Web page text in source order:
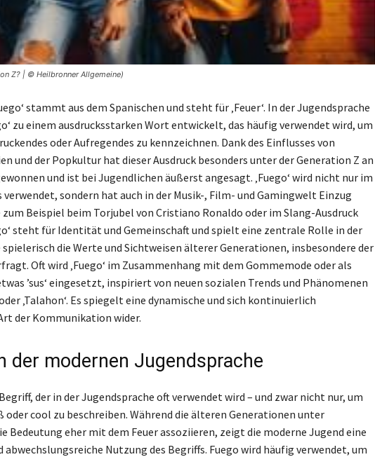
Z? | © Heilbronner Allgemeine)
stammt aus dem Spanischen und steht für ‚Feuer‘. In der Jugendsprache
zu einem ausdrucksstarken Wort entwickelt, das häufig verwendet wird, um
oder Aufregendes zu kennzeichnen. Dank des Einflusses von
und der Popkultur hat dieser Ausdruck besonders unter der Generation Z an
und ist bei Jugendlichen äußerst angesagt. ‚Fuego‘ wird nicht nur im
verwendet, sondern hat auch in der Musik-, Film- und Gamingwelt Einzug
Beispiel beim Torjubel von Cristiano Ronaldo oder im Slang-Ausdruck
steht für Identität und Gemeinschaft und spielt eine zentrale Rolle in der
die Werte und Sichtweisen älterer Generationen, insbesondere der
Oft wird ‚Fuego‘ im Zusammenhang mit dem Gommemode oder als
’sus‘ eingesetzt, inspiriert von neuen sozialen Trends und Phänomenen
‚Talahon‘. Es spiegelt eine dynamische und sich kontinuierlich
der Kommunikation wider.
der modernen Jugendsprache
der in der Jugendsprache oft verwendet wird – und zwar nicht nur, um
oder cool zu beschreiben. Während die älteren Generationen unter
Bedeutung eher mit dem Feuer assoziieren, zeigt die moderne Jugend eine
abwechslungsreiche Nutzung des Begriffs. Fuego wird häufig verwendet, um